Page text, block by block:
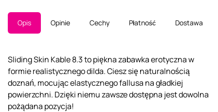
Opis Opinie Cechy Płatność Dostawa
Sliding Skin Kable 8.3 to piękna zabawka erotyczna w
formie realistycznego dilda. Ciesz się naturalnością
doznań, mocując elastycznego fallusa na gładkiej
powierzchni. Dzięki niemu zawsze dostępna jest dowolna
pożądana pozycja!